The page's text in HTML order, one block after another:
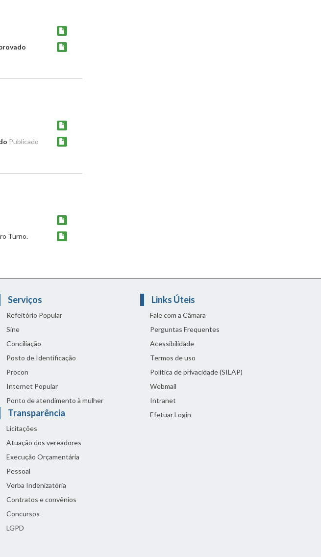
Publicado
Turno.
Serviços
Refeitório Popular
Sine
Conciliação
Posto de Identificação
Procon
Internet Popular
Ponto de atendimento à mulher
Transparência
Licitações
Atuação dos vereadores
Execução Orçamentária
Pessoal
Verba Indenizatória
Contratos e convênios
Concursos
LGPD
Links Úteis
Fale com a Câmara
Perguntas Frequentes
Acessibilidade
Termos de uso
Política de privacidade (SILAP)
Webmail
Intranet
Efetuar Login